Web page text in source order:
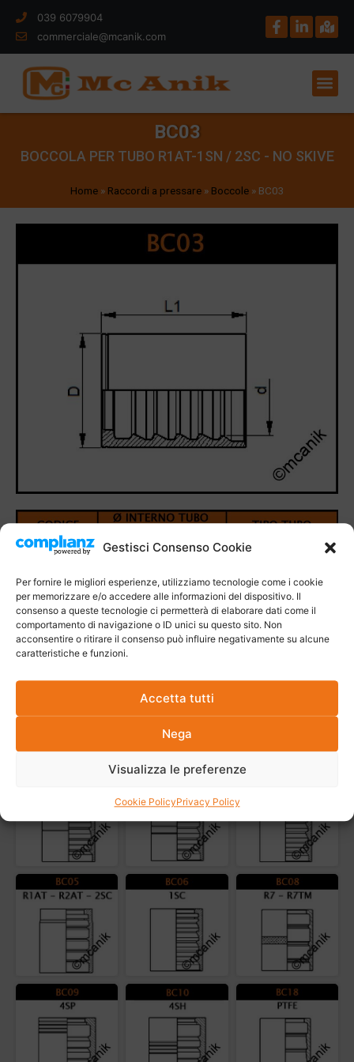
Gestisci Consenso Cookie
Per fornire le migliori esperienze, utilizziamo tecnologie come i cookie
per memorizzare e/o accedere alle informazioni del dispositivo. Il
consenso a queste tecnologie ci permetterà di elaborare dati come il
comportamento di navigazione o ID unici su questo sito. Non
acconsentire o ritirare il consenso può influire negativamente su alcune
caratteristiche e funzioni.
Accetta tutti
Nega
Visualizza le preferenze
Cookie PolicyPrivacy Policy
039 6079904
commerciale@mcanik.com
BC03
BOCCOLA PER TUBO R1AT-1SN / 2SC - NO SKIVE
Home» Raccordi a pressare» Boccole» BC03
Altri prodotti della stessa categoria